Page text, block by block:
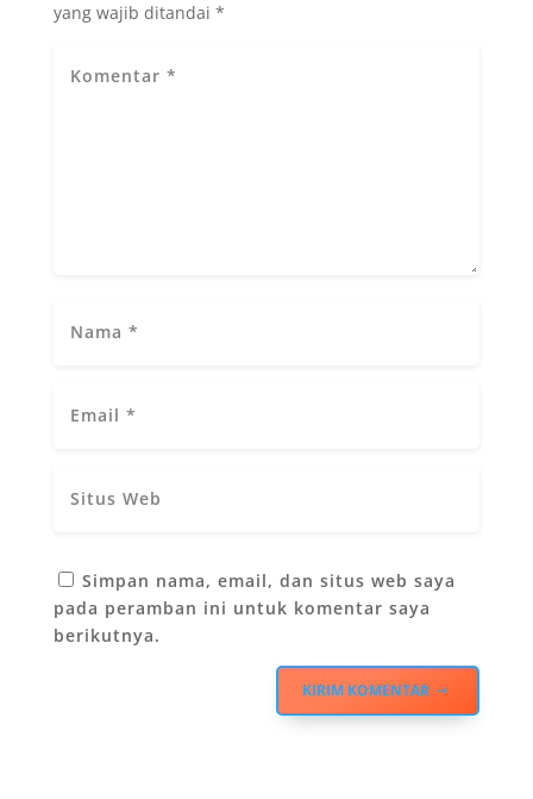
yang wajib ditandai *
Simpan nama, email, dan situs web saya
pada peramban ini untuk komentar saya
berikutnya.
KIRIM KOMENTAR